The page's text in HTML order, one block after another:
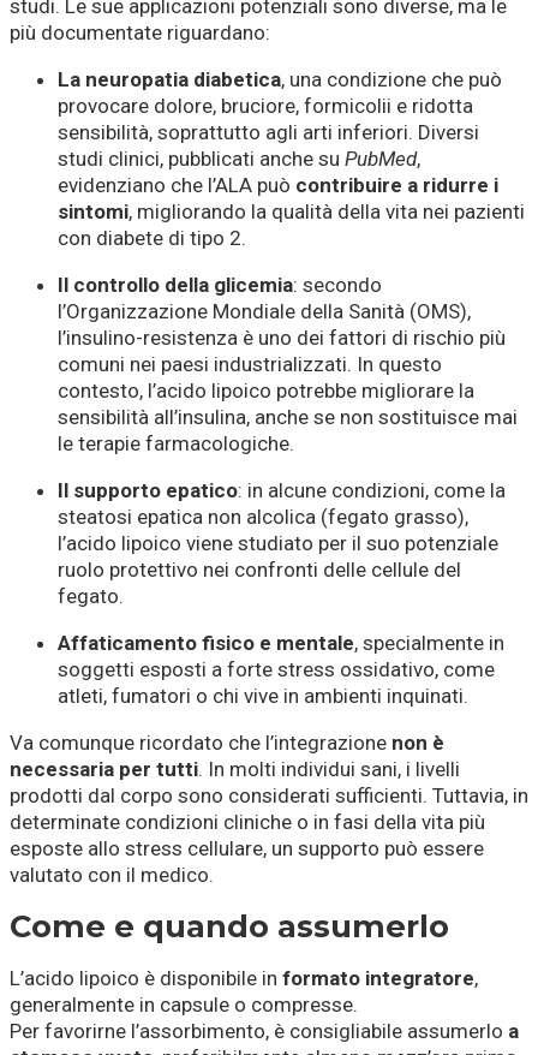
studi. Le sue applicazioni potenziali sono diverse, ma le
più documentate riguardano:
La neuropatia diabetica, una condizione che può
provocare dolore, bruciore, formicolii e ridotta
sensibilità, soprattutto agli arti inferiori. Diversi
studi clinici, pubblicati anche su PubMed,
evidenziano che l’ALA può contribuire a ridurre i
sintomi, migliorando la qualità della vita nei pazienti
con diabete di tipo 2.
Il controllo della glicemia: secondo
l’Organizzazione Mondiale della Sanità (OMS),
l’insulino-resistenza è uno dei fattori di rischio più
comuni nei paesi industrializzati. In questo
contesto, l’acido lipoico potrebbe migliorare la
sensibilità all’insulina, anche se non sostituisce mai
le terapie farmacologiche.
Il supporto epatico: in alcune condizioni, come la
steatosi epatica non alcolica (fegato grasso),
l’acido lipoico viene studiato per il suo potenziale
ruolo protettivo nei confronti delle cellule del
fegato.
Affaticamento fisico e mentale, specialmente in
soggetti esposti a forte stress ossidativo, come
atleti, fumatori o chi vive in ambienti inquinati.
Va comunque ricordato che l’integrazione non è
necessaria per tutti. In molti individui sani, i livelli
prodotti dal corpo sono considerati sufficienti. Tuttavia, in
determinate condizioni cliniche o in fasi della vita più
esposte allo stress cellulare, un supporto può essere
valutato con il medico.
Come e quando assumerlo
L’acido lipoico è disponibile in formato integratore,
generalmente in capsule o compresse.
Per favorirne l’assorbimento, è consigliabile assumerlo a